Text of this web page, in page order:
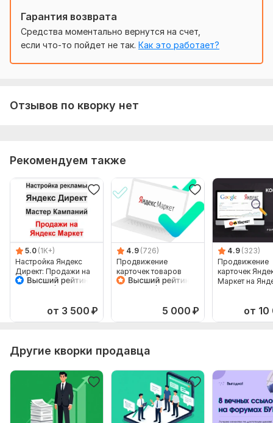
подключу цели и UTM-метки
Запущу показы и проверю корректность работы
ведением, то 7 дней отсчитываются только после
того, как вы примете настроенную кампанию.
Ссылка на сайт
Готовая статья
Уникальные фотографии (только свои, стоковые не
подходят)
Доступ к Яндексу
Регион рекламы
Тип: Создание и настройка
Гарантия возврата
Средства моментально вернутся на счет,
если что-то пойдет не так. Как это работает?
Отзывов по кворку нет
Рекомендуем также
5.0 (1K+)
Настройка Яндекс
Директ: Продажи на
Яндекс Маркет
от 3 500 ₽
4.9 (726)
Продвижение
карточек товаров
Яндекс Маркет в
5 000 ₽
4.9 (323)
Продвижение
карточек
Маркет на
от
Другие кворки продавца